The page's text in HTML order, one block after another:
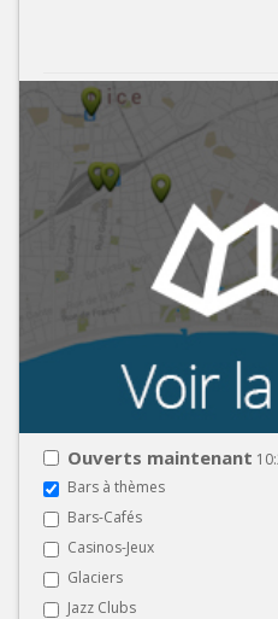
Ouverts maintenant
Bars à thèmes
Bars-Cafés
Casinos-Jeux
Glaciers
Jazz Clubs